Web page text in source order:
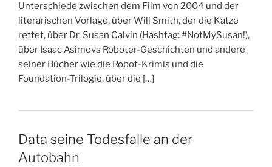
Unterschiede zwischen dem Film von 2004 und der
literarischen Vorlage, über Will Smith, der die Katze
rettet, über Dr. Susan Calvin (Hashtag: #NotMySusan!),
über Isaac Asimovs Roboter-Geschichten und andere
seiner Bücher wie die Robot-Krimis und die
Foundation-Trilogie, über die […]
Data seine Todesfalle an der
Autobahn